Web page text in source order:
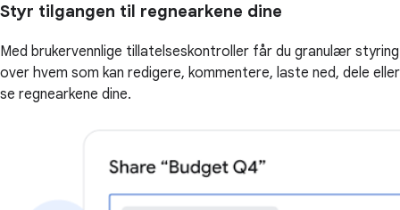
Styr tilgangen til regnearkene dine
Med brukervennlige tillatelseskontroller får du granulær styring
over hvem som kan redigere, kommentere, laste ned, dele eller
se regnearkene dine.